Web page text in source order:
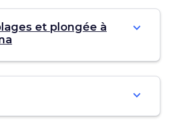
et plongée à
expand_more
expand_more